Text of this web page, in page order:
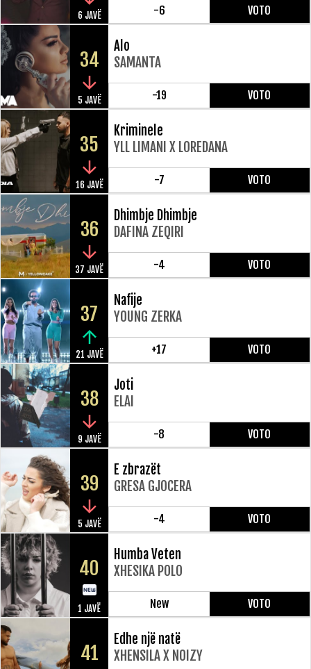
6 JAVË -6 VOTO
34
5 JAVË
Alo
SAMANTA
-19 VOTO
35
16 JAVË
Kriminele
YLL LIMANI X LOREDANA
-7 VOTO
36
37 JAVË
Dhimbje Dhimbje
DAFINA ZEQIRI
-4 VOTO
37
21 JAVË
Nafije
YOUNG ZERKA
+17 VOTO
38
9 JAVË
Joti
ELAI
-8 VOTO
39
5 JAVË
E zbrazët
GRESA GJOCERA
-4 VOTO
40
1 JAVË
Humba Veten
XHESIKA POLO
New VOTO
41
Edhe një natë
XHENSILA X NOIZY